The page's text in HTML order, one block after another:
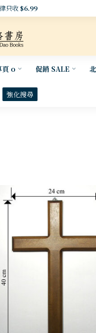
只收 $6.99
頁 o 促銷 SALE
強化搜尋